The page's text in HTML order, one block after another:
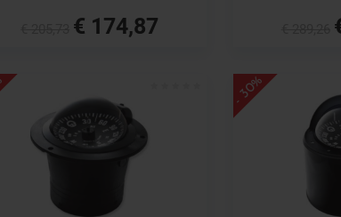
€ 174,87
- 30%